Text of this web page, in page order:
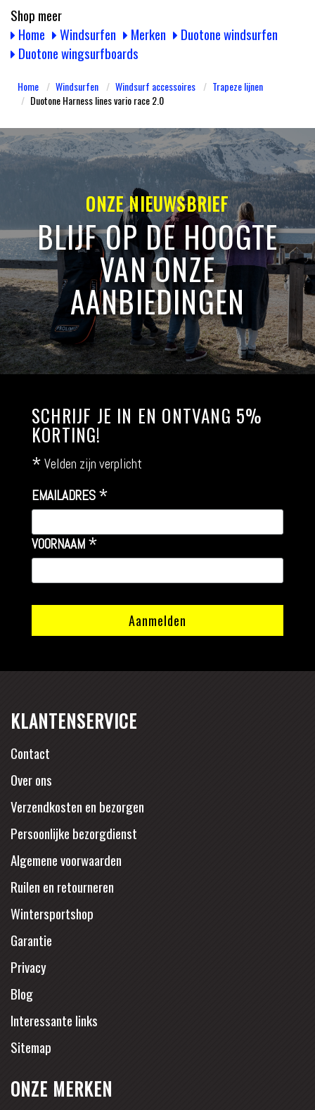
Shop meer
Home
Windsurfen Merken
Duotone windsurfen
Duotone wingsurfboards
Home Windsurfen Windsurf accessoires
Trapeze lijnen
Duotone Harness lines vario race 2.0
ONZE NIEUWSBRIEF
BLIJF OP DE HOOGTE
VAN ONZE
AANBIEDINGEN
SCHRIJF JE IN EN ONTVANG 5%
KORTING!
* Velden zijn verplicht
EMAILADRES *
VOORNAAM *
KLANTENSERVICE
Contact
Over ons
Verzendkosten en bezorgen
Persoonlijke bezorgdienst
Algemene voorwaarden
Ruilen en retourneren
Wintersportshop
Garantie
Privacy
Blog
Interessante links
Sitemap
ONZE MERKEN